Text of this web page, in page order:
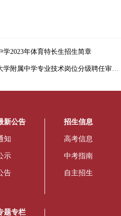
2023年体育特长生招生简章
新公告
知
示
告
招生信息
高考信息
中考指南
自主招生
题专栏